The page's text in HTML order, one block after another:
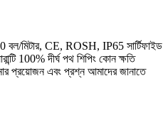
মিটার, CE, ROSH, IP65 সার্টিফাইড
100% দীর্ঘ পথ শিপিং কোন ক্ষতি
প্রয়োজন এবং প্রশ্ন আমাদের জানাতে